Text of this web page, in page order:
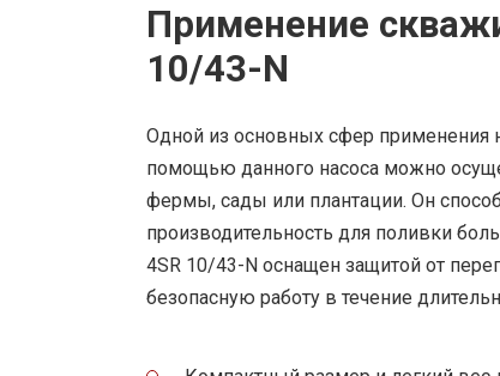
Применение
10/43-N
Одной из основных сфер применения
помощью данного насоса можно
фермы, сады или плантации. Он
производительность для поливки
4SR 10/43-N оснащен защитой от
безопасную работу в течение